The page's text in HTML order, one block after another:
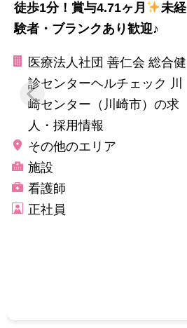
徒歩1分！賞与4.71ヶ月
未経
験者・ブランクあり歓迎♪
医療法人社団 善仁会 総合健
診センターヘルチェック 川
崎センター（川崎市）の求
人・採用情報
その他のエリア
施設
看護師
正社員